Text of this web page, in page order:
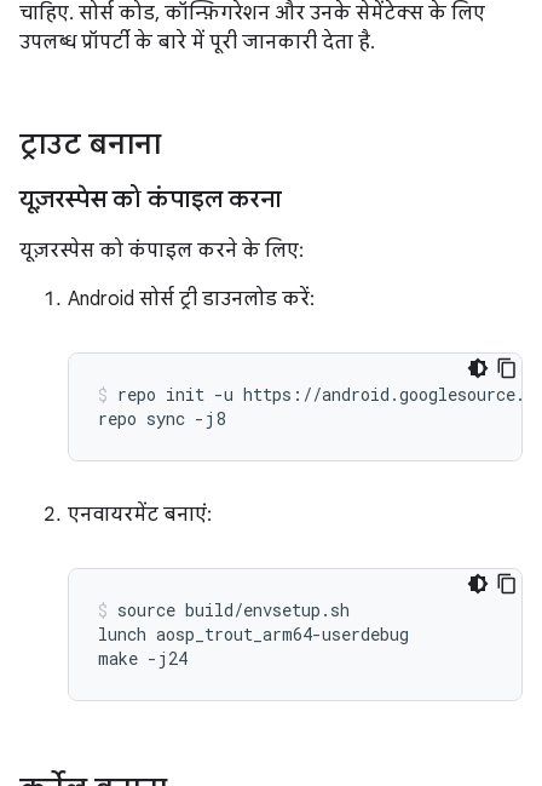
चाहिए. सोर्स कोड, कॉन्फ़िगरेशन और उनके सेमेंटेक्स के लिए
उपलब्ध प्रॉपर्टी के बारे में पूरी जानकारी देता है.
ट्राउट बनाना
यूज़रस्पेस को कंपाइल करना
यूज़रस्पेस को कंपाइल करने के लिए:
Android सोर्स ट्री डाउनलोड करें:
repo init -u https://
एनवायरमेंट बनाएं:
source build/envsetup.sh
lunch aosp_trout_arm64-userdebug